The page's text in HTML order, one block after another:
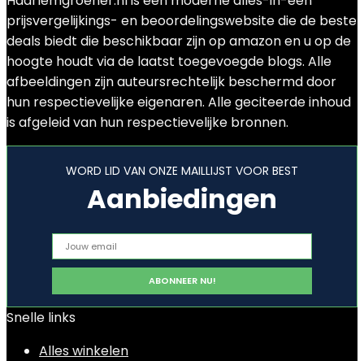
prijsvergelijkings- en beoordelingswebsite die de beste
deals biedt die beschikbaar zijn op amazon en u op de
hoogte houdt via de laatst toegevoegde blogs. Alle
afbeeldingen zijn auteursrechtelijk beschermd door
hun respectievelijke eigenaren. Alle geciteerde inhoud
is afgeleid van hun respectievelijke bronnen.
WORD LID VAN ONZE MAILLIJST VOOR BEST
Aanbiedingen
Snelle links
Alles winkelen